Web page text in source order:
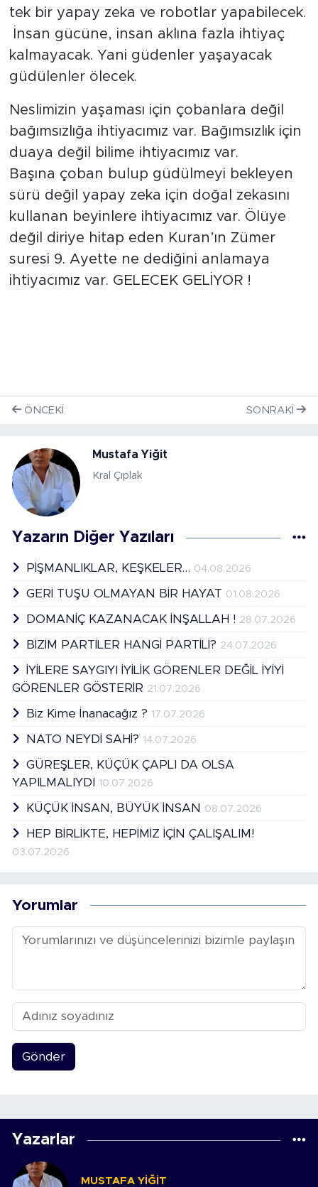
tek bir yapay zeka ve robotlar yapabilecek.
İnsan gücüne, insan aklına fazla ihtiyaç
kalmayacak. Yani güdenler yaşayacak
güdülenler ölecek.
Neslimizin yaşaması için çobanlara değil
bağımsızlığa ihtiyacımız var. Bağımsızlık için
duaya değil bilime ihtiyacımız var.
Başına çoban bulup güdülmeyi bekleyen
sürü değil yapay zeka için doğal zekasını
kullanan beyinlere ihtiyacımız var. Ölüye
değil diriye hitap eden Kuran’ın Zümer
suresi 9. Ayette ne dediğini anlamaya
ihtiyacımız var. GELECEK GELİYOR !
ÖNCEKI SONRAKI
Mustafa Yiğit
Kral Çıplak
Yazarın Diğer Yazıları
PİŞMANLIKLAR, KEŞKELER… 04.08.2026
GERİ TUŞU OLMAYAN BİR HAYAT 01.08.2026
DOMANİÇ KAZANACAK İNŞALLAH ! 28.07.2026
BİZİM PARTİLER HANGİ PARTİLİ? 24.07.2026
İYİLERE SAYGIYI İYİLİK GÖRENLER DEĞİL İYİYİ
GÖRENLER GÖSTERİR 21.07.2026
Biz Kime İnanacağız ? 17.07.2026
NATO NEYDİ SAHİ? 14.07.2026
GÜREŞLER, KÜÇÜK ÇAPLI DA OLSA
YAPILMALIYDI
10.07.2026
KÜÇÜK İNSAN, BÜYÜK İNSAN 08.07.2026
HEP BİRLİKTE, HEPİMİZ İÇİN ÇALIŞALIM!
03.07.2026
Yorumlar
Gönder
Yazarlar
MUSTAFA YIĞIT